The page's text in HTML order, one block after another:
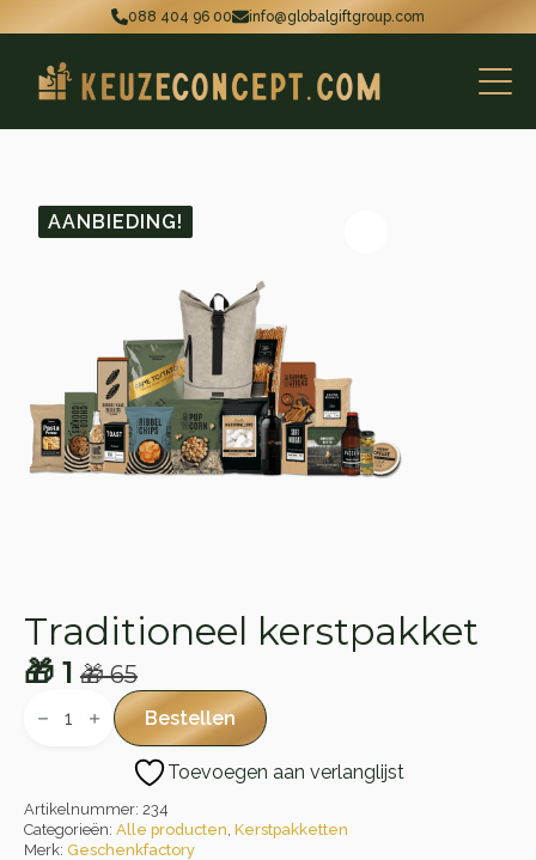
088 404 96 00 info@globalgiftgroup.com
AANBIEDING!
Traditioneel kerstpakket
🎁65
Oorspronkelijke
prijs
🎁 65.
🎁 1
Huidige
prijs
🎁 1.
Traditioneel
kerstpakket
Bestellen
Toevoegen aan verlanglijst
Artikelnummer: 234
Categorieën: Alle producten, Kerstpakketten
Merk: Geschenkfactory